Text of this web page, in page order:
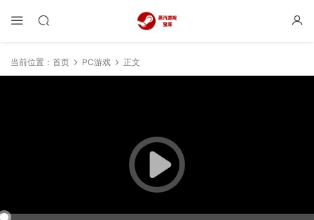
当前位置： 首页 PC游戏 正文
50% 75% 100%